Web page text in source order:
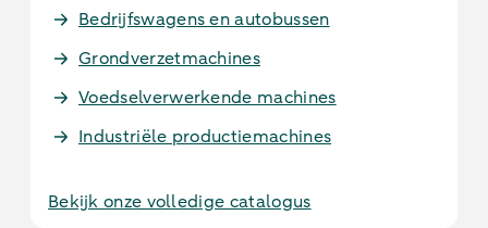
Bedrijfswagens en autobussen
Grondverzetmachines
Voedselverwerkende machines
Industriële productiemachines
Bekijk onze volledige catalogus